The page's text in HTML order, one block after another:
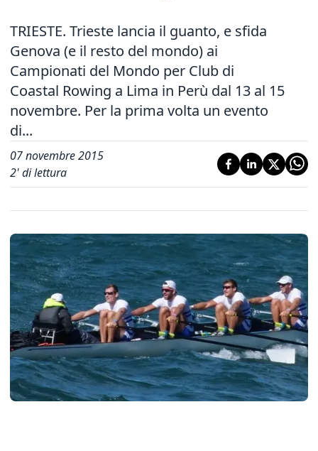
TRIESTE. Trieste lancia il guanto, e sfida
Genova (e il resto del mondo) ai
Campionati del Mondo per Club di
Coastal Rowing a Lima in Perù dal 13 al 15
novembre. Per la prima volta un evento
di...
07 novembre 2015
2' di lettura